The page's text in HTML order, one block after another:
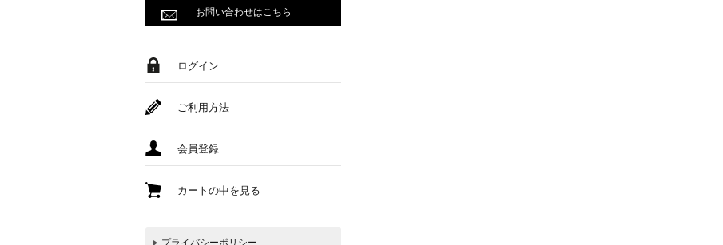
お問い合わせはこちら
ログイン
ご利用方法
会員登録
カートの中を見る
プライバシーポリシー